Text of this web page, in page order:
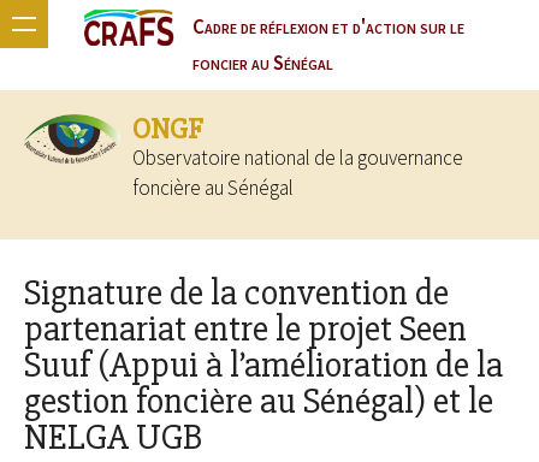
Cadre de réflexion et d'action sur le
foncier au Sénégal
ONGF
Observatoire national de la gouvernance
foncière au Sénégal
Signature de la convention de
partenariat entre le projet Seen
Suuf (Appui à l’amélioration de la
gestion foncière au Sénégal) et le
NELGA UGB